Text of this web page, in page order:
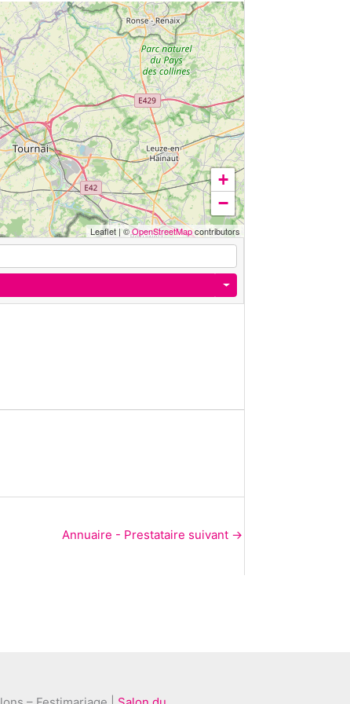
+
−
Leaflet | ©OpenStreetMapcontributors
Annuaire - Prestataire suivant →